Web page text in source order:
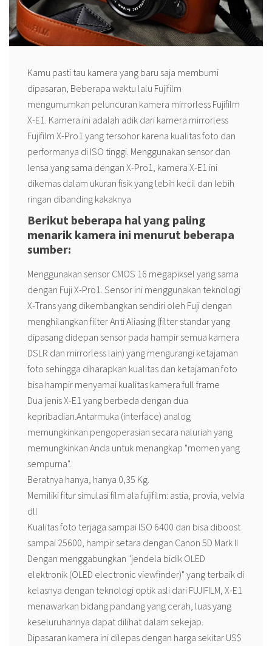
Kamu pasti tau kamera yang baru saja membumi
dipasaran, Beberapa waktu lalu Fujifilm
mengumumkan peluncuran kamera mirrorless Fujifilm
X-E1. Kamera ini adalah adik dari kamera mirrorless
Fujifilm X-Pro1 yang tersohor karena kualitas foto dan
performanya di ISO tinggi. Menggunakan sensor dan
lensa yang sama dengan X-Pro1, kamera X-E1 ini
dikemas dalam ukuran fisik yang lebih kecil dan lebih
ringan dibanding kakaknya
Berikut beberapa hal yang paling
menarik kamera ini menurut beberapa
sumber:
Menggunakan sensor CMOS 16 megapiksel yang sama
dengan Fuji X-Pro1. Sensor ini menggunakan teknologi
X-Trans yang dikembangkan sendiri oleh Fuji dengan
menghilangkan filter Anti Aliasing (filter standar yang
dipasang didepan sensor pada hampir semua kamera
DSLR dan mirrorless lain) yang mengurangi ketajaman
foto sehingga diharapkan kualitas dan ketajaman foto
bisa hampir menyamai kualitas kamera full frame
Dua jenis X-E1 yang berbeda dengan dua
kepribadian.Antarmuka (interface) analog
memungkinkan pengoperasian secara naluriah yang
memungkinkan Anda untuk menangkap "momen yang
sempurna".
Beratnya hanya, hanya 0,35 Kg.
Memiliki fitur simulasi film ala fujifilm: astia, provia, velvia
dll
Kualitas foto terjaga sampai ISO 6400 dan bisa diboost
sampai 25600, hampir setara dengan Canon 5D Mark II
Dengan menggabungkan "jendela bidik OLED
elektronik (OLED electronic viewfinder)" yang terbaik di
kelasnya dengan teknologi optik asli dari FUJIFILM, X-E1
menawarkan bidang pandang yang cerah, luas yang
keseluruhannya dapat dilihat dalam sekejap.
Dipasaran kamera ini dilepas dengan harga sekitar US$